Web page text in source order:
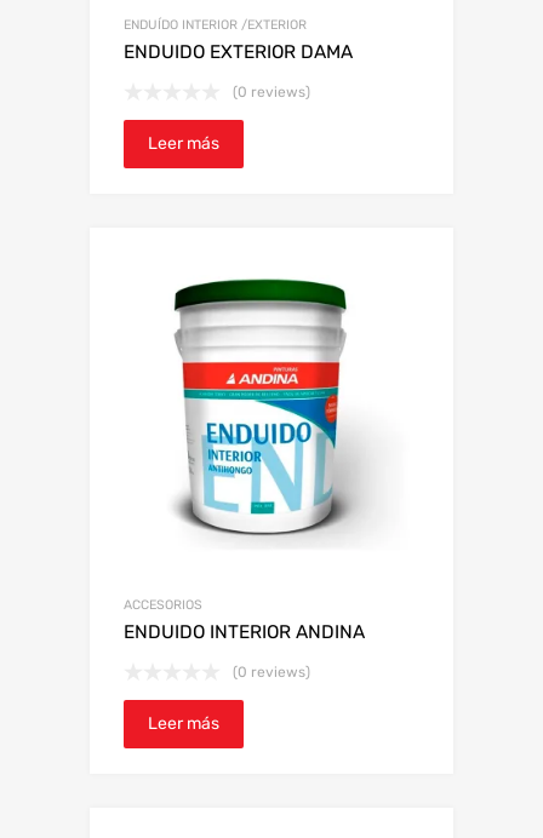
ENDUÍDO INTERIOR /EXTERIOR
ENDUIDO EXTERIOR DAMA
(0 reviews)
Leer más
ACCESORIOS
ENDUIDO INTERIOR ANDINA
(0 reviews)
Leer más